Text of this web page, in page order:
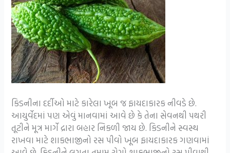
કિડનીના દર્દીઓ માટે કારેલા ખૂબ જ ફાયદાકારક નીવડે છે.
આયુર્વેદમાં પણ એવું માનવામાં આવે છે કે તેના સેવનથી પથરી
તૂટીને મૂત્ર માર્ગે દ્રારા બહાર નિકળી જાય છે. કિડનીને સ્વસ્થ
રાખવા માટે શાકભાજીનો રસ પીવો ખૂબ ફાયદાકારક ગણવામાં